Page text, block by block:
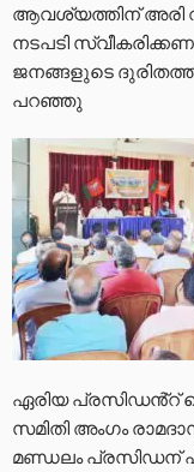
ആവശ്യത്തിന് അരി
നടപടി
ജനങ്ങളുടെ
പറഞ്ഞു
ഏരിയ
സമിതി അംഗം
മണ്ഡലം പ്രസിഡന്